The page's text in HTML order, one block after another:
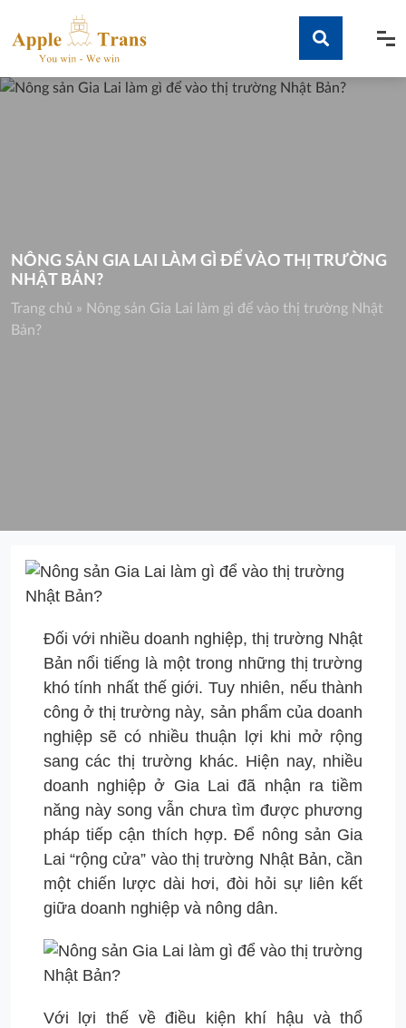
content
Tìm kiếm
NÔNG SẢN GIA LAI LÀM GÌ ĐỂ VÀO THỊ TRƯỜNG
NHẬT BẢN?
Trang chủ » Nông sản Gia Lai làm gì để vào thị trường Nhật
Bản?
Đối với nhiều doanh nghiệp, thị trường Nhật
Bản nổi tiếng là một trong những thị trường
khó tính nhất thế giới. Tuy nhiên, nếu thành
công ở thị trường này, sản phẩm của doanh
nghiệp sẽ có nhiều thuận lợi khi mở rộng
sang các thị trường khác. Hiện nay, nhiều
doanh nghiệp ở Gia Lai đã nhận ra tiềm
năng này song vẫn chưa tìm được phương
pháp tiếp cận thích hợp. Để nông sản Gia
Lai “rộng cửa” vào thị trường Nhật Bản, cần
một chiến lược dài hơi, đòi hỏi sự liên kết
giữa doanh nghiệp và nông dân.
Với lợi thế về điều kiện khí hậu và thổ